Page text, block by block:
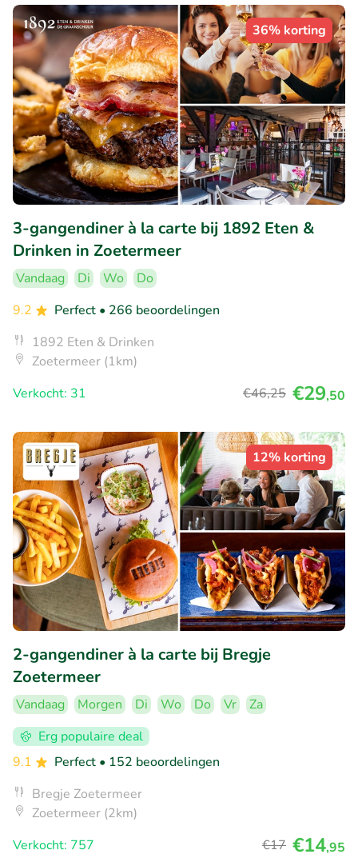
36% korting
3-gangendiner à la carte bij 1892 Eten &
Drinken in Zoetermeer
Vandaag Di Wo
Do
9.2
Perfect • 266 beoordelingen
1892 Eten & Drinken
Zoetermeer (1km)
Verkocht: 31
€46,25 €29,50
12% korting
2-gangendiner à la carte bij Bregje
Zoetermeer
Vandaag Morgen Di Wo Do Vr
Za
Erg populaire deal
9.1
Perfect • 152 beoordelingen
Bregje Zoetermeer
Zoetermeer (2km)
Verkocht: 757
€17 €14,95